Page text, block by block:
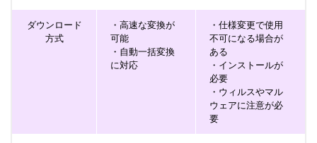
ダウンロード
方式
・高速な変換が
可能
・自動一括変換
に対応
・仕様変更で使用
不可になる場合が
ある
・インストールが
必要
・ウィルスやマル
ウェアに注意が必
要